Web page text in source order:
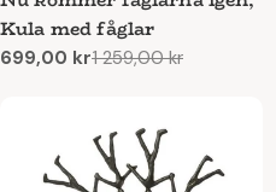
Kula med fåglar
Reapris
699,00 kr
Ordinarie 1 259,00 kr